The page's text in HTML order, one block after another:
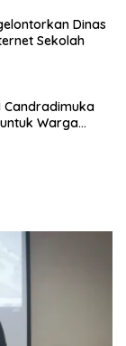
Dinas
Sekolah
Candradimuka
Warga